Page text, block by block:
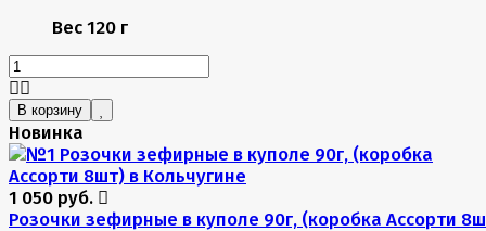
Вес 120 г
В корзину
Новинка
1 050 руб.
Розочки зефирные в куполе 90г, (коробка Ассорти